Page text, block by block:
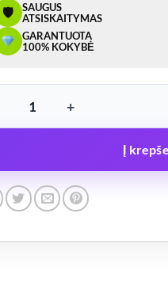
🛡
SAUGUS
ATSISKAITYMAS
GARANTUOTA
100% KOKYBĖ
kiekis: LED žibintas, lenktas
Į